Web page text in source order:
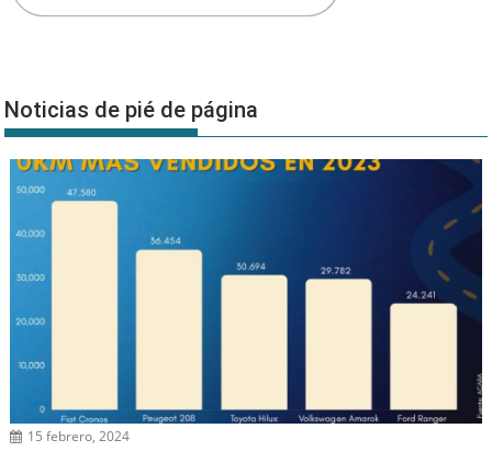
Noticias de pié de página
15 febrero, 2024